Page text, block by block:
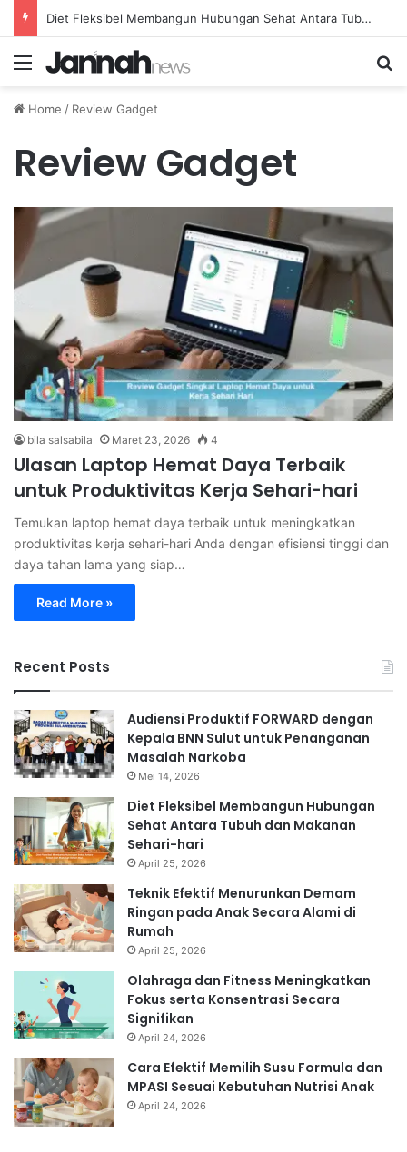
Diet Fleksibel Membangun Hubungan Sehat Antara Tubuh dan Makanan Sehari-hari
Menu
Home / Review Gadget
Review Gadget
bila salsabila Maret 23, 2026 4
Ulasan Laptop Hemat Daya Terbaik
untuk Produktivitas Kerja Sehari-hari
Temukan laptop hemat daya terbaik untuk meningkatkan
produktivitas kerja sehari-hari Anda dengan efisiensi tinggi dan
daya tahan lama yang siap…
Read More »
Recent Posts
Audiensi Produktif FORWARD dengan
Kepala BNN Sulut untuk Penanganan
Masalah Narkoba
Mei 14, 2026
Diet Fleksibel Membangun Hubungan
Sehat Antara Tubuh dan Makanan
Sehari-hari
April 25, 2026
Teknik Efektif Menurunkan Demam
Ringan pada Anak Secara Alami di
Rumah
April 25, 2026
Olahraga dan Fitness Meningkatkan
Fokus serta Konsentrasi Secara
Signifikan
April 24, 2026
Cara Efektif Memilih Susu Formula dan
MPASI Sesuai Kebutuhan Nutrisi Anak
April 24, 2026